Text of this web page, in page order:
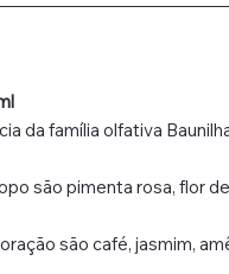
da família olfativa
são pimenta rosa, flor
são café, jasmim,